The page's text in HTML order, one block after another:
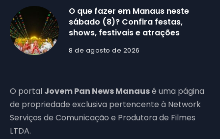
O que fazer em Manaus neste
sábado (8)? Confira festas,
shows, festivais e atrações
8 de agosto de 2026
O portal Jovem Pan News Manausé uma página
de propriedade exclusiva pertencente à Network
Serviços de Comunicação e Produtora de Filmes
LTDA.